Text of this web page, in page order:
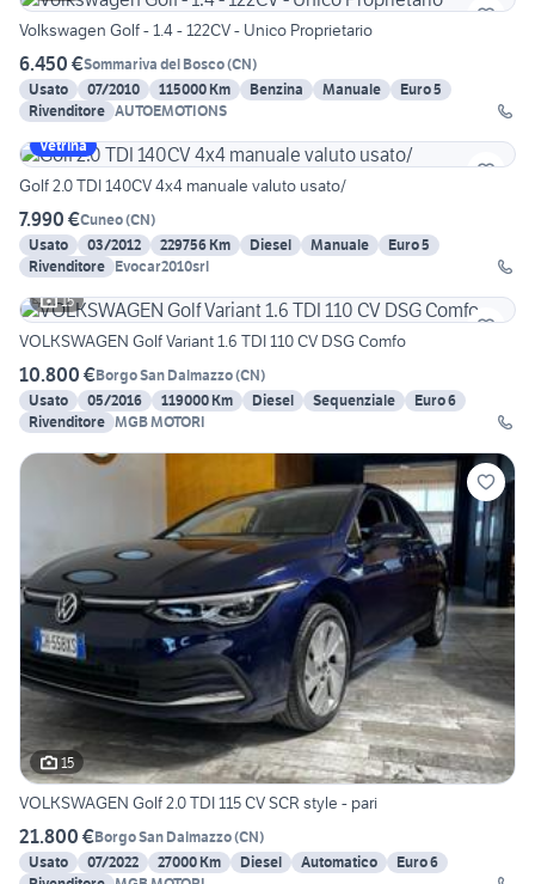
Volkswagen Golf - 1.4 - 122CV - Unico Proprietario
6.450 €Sommariva del Bosco(CN)
Usato
07/2010 115000 Km Benzina Manuale
Euro 5
Rivenditore AUTOEMOTIONS
Vetrina
Golf 2.0 TDI 140CV 4x4 manuale valuto usato/
7.990 €Cuneo(CN)
Usato
03/2012 229756 Km Diesel Manuale
Euro 5
Rivenditore Evocar2010srl
15
VOLKSWAGEN Golf Variant 1.6 TDI 110 CV DSG Comfo
10.800 €Borgo San Dalmazzo(CN)
Usato
05/2016 119000 Km Diesel Sequenziale
Euro 6
Rivenditore MGB MOTORI
15
VOLKSWAGEN Golf 2.0 TDI 115 CV SCR style - pari
21.800 €Borgo San Dalmazzo(CN)
Usato
07/2022 27000 Km Diesel Automatico
Euro 6